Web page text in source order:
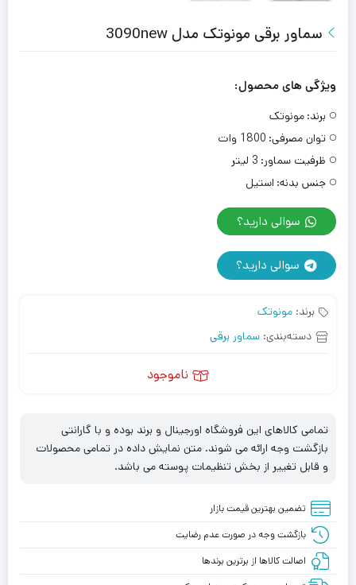
سماور برقی مونوتک مدل 3090new
ویژگی های محصول:
برند: مونوتک
توان مصرفی: 1800 وات
ظرفیت سماور: 3 لیتر
جنس بدنه: استیل
سوالی دارید؟
سوالی دارید؟
برند: مونوتک
دسته‌بندی: سماور برقی
ناموجود
تمامی کالاهای این فروشگاه اورجینال و برند بوده و با گارانتی
بازگشت وجه ارائه می شوند. متن نمایش داده در تمامی محصولات
و قابل تغییر از بخش تنظیمات پوسته می باشد.
تضمین بهترین قیمت بازار
بازگشت وجه در صورت عدم رضایت
اصالت کالاها از برترین برندها